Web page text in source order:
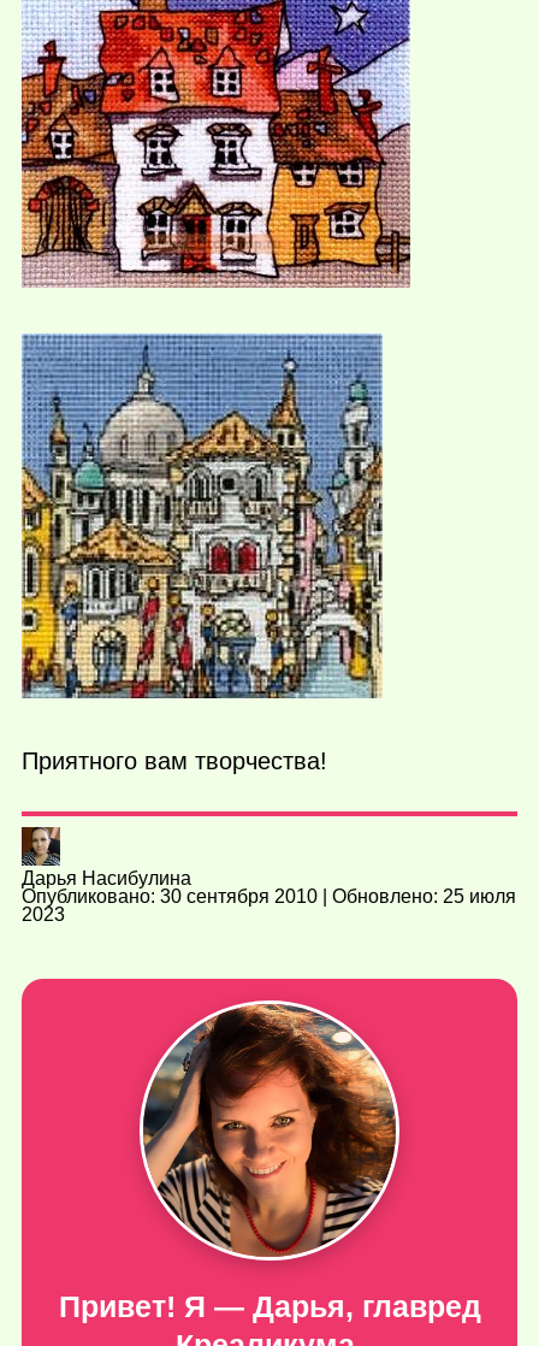
Приятного вам творчества!
Дарья Насибулина
Опубликовано: 30 сентября 2010 | Обновлено: 25 июля
2023
Привет! Я — Дарья, главред